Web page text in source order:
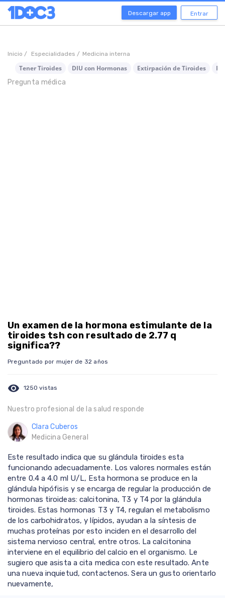
Descargar app Entrar
Inicio / Especialidades / Medicina interna
Tener Tiroides DIU con Hormonas Extirpación de Tiroides
Pregunta médica
Un examen de la hormona estimulante de la
tiroides tsh con resultado de 2.77 q
significa??
Preguntado por mujer de 32 años
visibility 1250 vistas
Nuestro profesional de la salud responde
Clara Cuberos
Medicina General
Este resultado indica que su glándula tiroides esta
funcionando adecuadamente. Los valores normales están
entre 0.4 a 4.0 ml U/L, Esta hormona se produce en la
glándula hipófisis y se encarga de regular la producción de
hormonas tiroideas: calcitonina, T3 y T4 por la glándula
tiroides. Estas hormonas T3 y T4, regulan el metabolismo
de los carbohidratos, y lípidos, ayudan a la síntesis de
muchas proteínas por esto inciden en el desarrollo del
sistema nervioso central, entre otros. La calcitonina
interviene en el equilibrio del calcio en el organismo. Le
sugiero que asista a cita medica con este resultado. Ante
una nueva inquietud, contactenos. Sera un gusto orientarlo
nuevamente,